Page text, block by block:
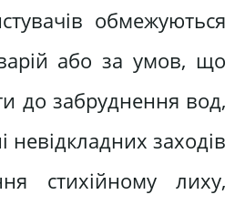
обмежуються
або за умов, що
до забруднення вод,
невідкладних заходів
стихійному лиху,